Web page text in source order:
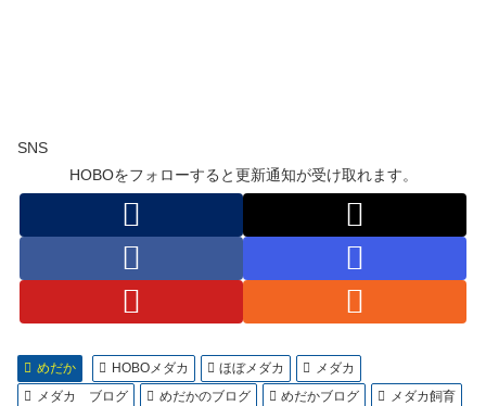
SNS
HOBOをフォローすると更新通知が受け取れます。
めだか HOBOメダカ ほぼメダカ
メダカ
メダカ ブログ
めだかのブログ めだかブログ
メダカ飼育